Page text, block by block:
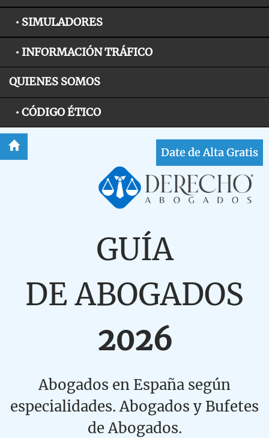
• SIMULADORES
• INFORMACIÓN TRÁFICO
QUIENES SOMOS
• CÓDIGO ÉTICO
Date de Alta Gratis
GUÍA
DE ABOGADOS
2026
Abogados en España según
especialidades. Abogados y Bufetes
de Abogados.